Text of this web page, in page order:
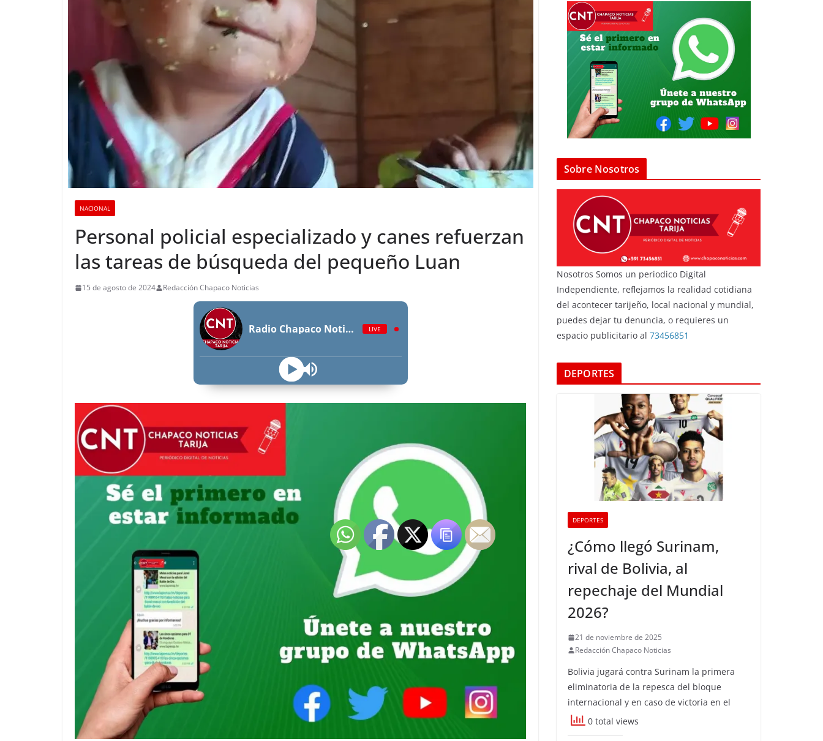
NACIONAL
Personal policial especializado y canes refuerzan
las tareas de búsqueda del pequeño Luan
15 de agosto de 2024 Redacción Chapaco Noticias
Radio Chapaco Noticias Las 24 horas en vivo LIVE
Sobre Nosotros
Nosotros Somos un periodico Digital
Independiente, reflejamos la realidad cotidiana
del acontecer tarijeño, local nacional y mundial,
puedes dejar tu denuncia, o requieres un
espacio publicitario al 73456851
DEPORTES
DEPORTES
¿Cómo llegó Surinam,
rival de Bolivia, al
repechaje del Mundial
2026?
21 de noviembre de 2025
Redacción Chapaco Noticias
Bolivia jugará contra Surinam la primera
eliminatoria de la repesca del bloque
internacional y en caso de victoria en el
0 total views